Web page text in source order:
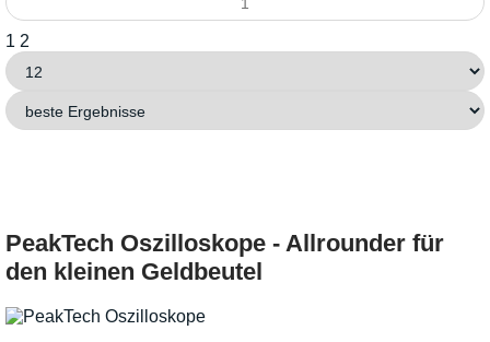
1 2
PeakTech Oszilloskope - Allrounder für
den kleinen Geldbeutel